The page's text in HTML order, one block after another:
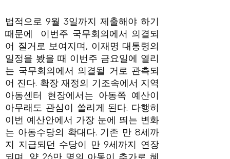
법적으로 9월 3일까지 제출해야 하기
때문에 이번주 국무회의에서 의결되
어 질거로 보여지며, 이재명 대통령의
일정을 봤을 때 이번주 금요일에 열리
는 국무회의에서 의결될 거로 관측되
어 진다. 확장 재정의 기조속에서 지역
아동센터 현장에서는 아동쪽 예산이
아무래도 관심이 쏠리게 된다. 다행히
이번 예산안에서 가장 눈에 띄는 변화
는 아동수당의 확대다. 기존 만 8세까
지 지급되던 수당이 만 9세까지 연장
되며, 약 26만 명의 아동이 추가로 혜